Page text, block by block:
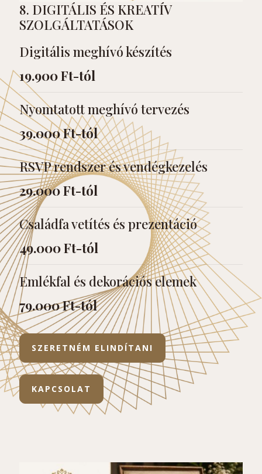
8. DIGITÁLIS ÉS KREATÍV
SZOLGÁLTATÁSOK
Digitális meghívó készítés
19.900 Ft-tól
Nyomtatott meghívó tervezés
39.000 Ft-tól
RSVP rendszer és vendégkezelés
29.000 Ft-tól
Családfa vetítés és prezentáció
49.000 Ft-tól
Emlékfal és dekorációs elemek
79.000 Ft-tól
SZERETNÉM ELINDÍTANI
KAPCSOLAT